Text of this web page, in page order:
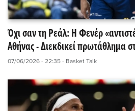
Όχι σαν τη Ρεάλ: Η Φενέρ
Αθήνας - Διεκδικεί πρωτάθλημα
07/06/2026 - 22:35 - Basket Talk